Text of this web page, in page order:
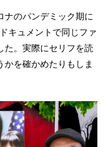
ナのパンデミック期に
キュメントで同じファ
た。実際にセリフを読
かを確かめたりもしま